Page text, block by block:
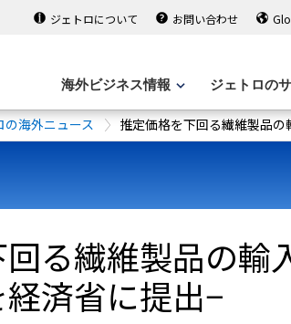
ジェトロについて お問い合わせ
海外ビジネス情報 ジェトロの
海外ニュース 推定価格を下回る繊維製品
る繊維製品の輸
済省に提出−